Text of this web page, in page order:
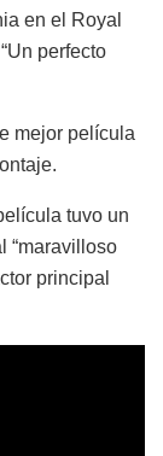
en el Royal
perfecto
mejor película
tuvo un
“maravilloso
principal